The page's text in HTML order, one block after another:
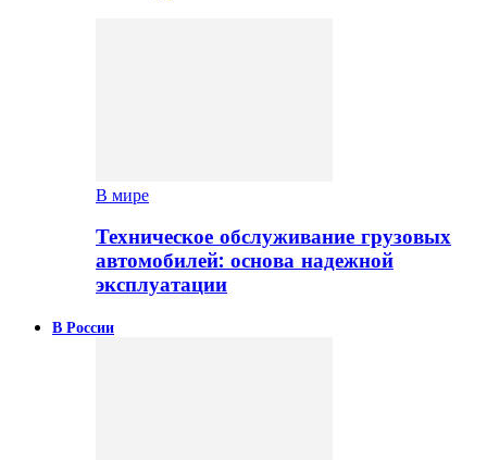
В мире
Техническое обслуживание грузовых
автомобилей: основа надежной
эксплуатации
В России